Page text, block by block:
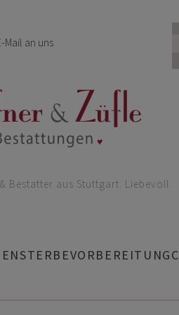
Mail an uns
Bestatter aus Stuttgart. Liebevoll.
STERBEVORBEREITUNG